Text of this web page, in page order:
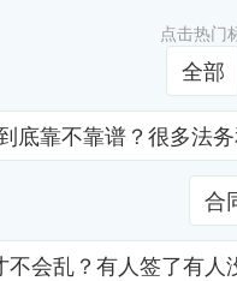
点击热门
全部
靠不靠谱？很多
合
会乱？有人签了有